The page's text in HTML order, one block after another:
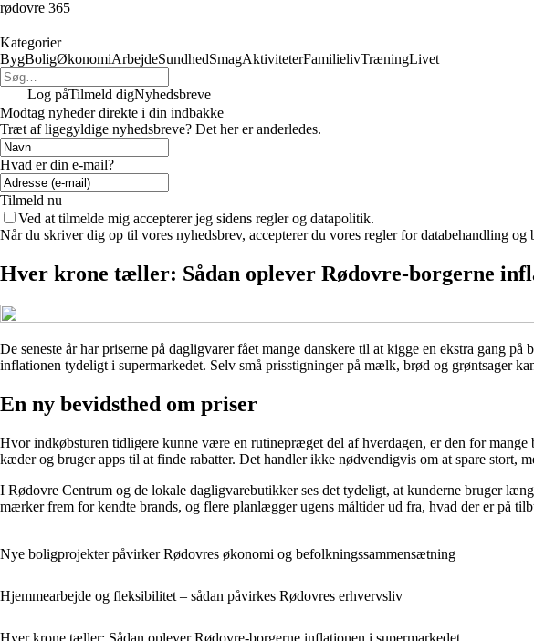
rødovre 365
Kategorier
BygBoligØkonomiArbejdeSundhedSmagAktiviteterFamilielivTræningLivet
Log påTilmeld digNyhedsbreve
Modtag nyheder direkte i din indbakke
Træt af ligegyldige nyhedsbreve? Det her er anderledes.
Hvad er din e-mail?
Tilmeld nu
Ved at tilmelde mig accepterer jeg sidens regler og datapolitik.
Når du skriver dig op til vores nyhedsbrev, accepterer du vores regler for databehandling
Hver krone tæller: Sådan oplever Rødovre-borgerne
De seneste år har priserne på dagligvarer fået mange danskere til at kigge en ekstra gang
inflationen tydeligt i supermarkedet. Selv små prisstigninger på mælk, brød og grøntsager
En ny bevidsthed om priser
Hvor indkøbsturen tidligere kunne være en rutinepræget del af hverdagen, er den for
kæder og bruger apps til at finde rabatter. Det handler ikke nødvendigvis om at spare stort,
I Rødovre Centrum og de lokale dagligvarebutikker ses det tydeligt, at kunderne bruger
mærker frem for kendte brands, og flere planlægger ugens måltider ud fra, hvad der er på
Nye boligprojekter påvirker Rødovres økonomi og befolkningssammensætning
Hjemmearbejde og fleksibilitet – sådan påvirkes Rødovres erhvervsliv
Hver krone tæller: Sådan oplever Rødovre-borgerne inflationen i supermarkedet